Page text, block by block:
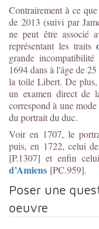
Contrairement à ce
de 2013 (suivi par
ne peut être associé
représentant les traits
grande
1694 dans à l'âge de
la toile Libert. De plus,
un examen direct de
correspond à une
du portrait du duc.
Voir en 1707, le
puis, en 1722, celui de
[P.1307] et enfin
d’Amiens [PC.959].
Poser une
oeuvre